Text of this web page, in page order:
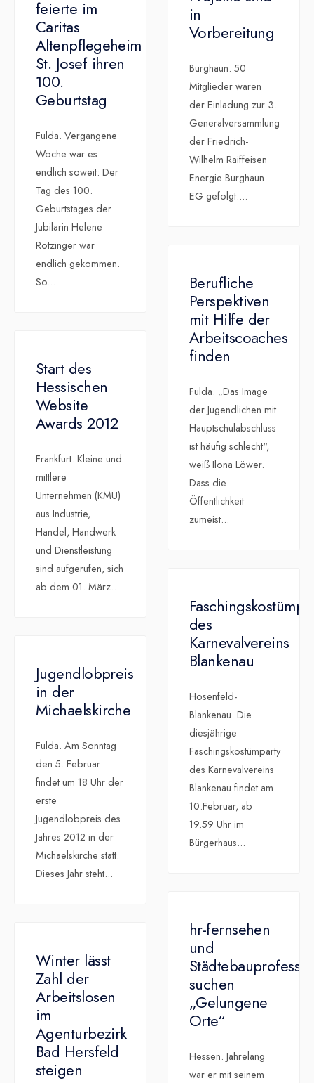
in
Vorbereitung
Burghaun. 50
Mitglieder waren
der Einladung zur 3.
Generalversammlung
der Friedrich-
Wilhelm Raiffeisen
Energie Burghaun
EG gefolgt....
feierte im
Caritas
Altenpflegeheim
St. Josef ihren
100.
Geburtstag
Fulda. Vergangene
Woche war es
endlich soweit: Der
Tag des 100.
Geburtstages der
Jubilarin Helene
Rotzinger war
endlich gekommen.
So...
Berufliche
Perspektiven
mit Hilfe der
Arbeitscoaches
finden
Fulda. „Das Image
der Jugendlichen mit
Hauptschulabschluss
ist häufig schlecht“,
weiß Ilona Löwer.
Dass die
Öffentlichkeit
zumeist...
Start des
Hessischen
Website
Awards 2012
Frankfurt. Kleine und
mittlere
Unternehmen (KMU)
aus Industrie,
Handel, Handwerk
und Dienstleistung
sind aufgerufen, sich
ab dem 01. März...
des
Karnevalvereins
Blankenau
Hosenfeld-
Blankenau. Die
diesjährige
Faschingskostümparty
des Karnevalvereins
Blankenau findet am
10.Februar, ab
19.59 Uhr im
Bürgerhaus...
Jugendlobpreis
in der
Michaelskirche
Fulda. Am Sonntag
den 5. Februar
findet um 18 Uhr der
erste
Jugendlobpreis des
Jahres 2012 in der
Michaelskirche statt.
Dieses Jahr steht...
hr-fernsehen
und
Städtebauprofessor
suchen
„Gelungene
Orte“
Hessen. Jahrelang
war er mit seinem
Winter lässt
Zahl der
Arbeitslosen
im
Agenturbezirk
Bad Hersfeld
steigen